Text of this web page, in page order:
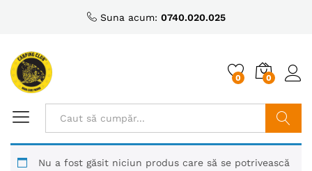
Suna acum: 0740.020.025
0 0
Caută
Nu a fost găsit niciun produs care să se potrivească